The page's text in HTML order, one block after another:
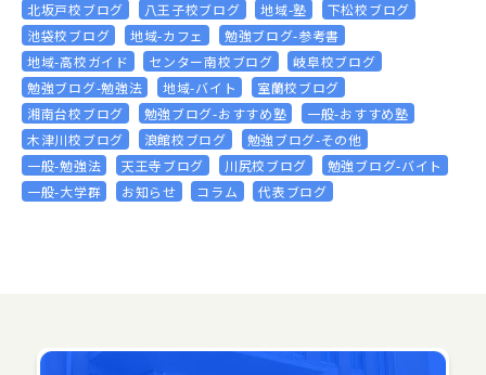
北坂戸校ブログ
八王子校ブログ 地域-塾
下松校ブログ
池袋校ブログ
地域-カフェ
勉強ブログ-参考書
地域-高校ガイド
センター南校ブログ
岐阜校ブログ
勉強ブログ-勉強法
地域-バイト
室蘭校ブログ
湘南台校ブログ
勉強ブログ-おすすめ塾
一般-おすすめ塾
木津川校ブログ
浪館校ブログ
勉強ブログ-その他
一般-勉強法
天王寺ブログ 川尻校ブログ
勉強ブログ-バイト
一般-大学群
お知らせ コラム 代表ブログ